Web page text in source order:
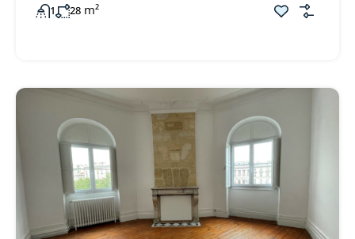
1 28 m²